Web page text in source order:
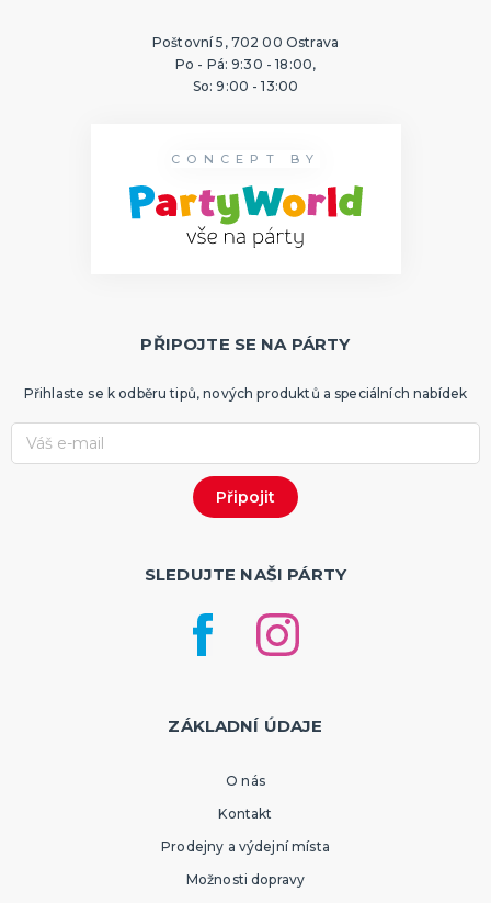
Poštovní 5, 702 00 Ostrava
Po - Pá: 9:30 - 18:00,
So: 9:00 - 13:00
CONCEPT BY
PŘIPOJTE SE NA PÁRTY
Přihlaste se k odběru tipů, nových produktů a speciálních nabídek
SLEDUJTE NAŠI PÁRTY
ZÁKLADNÍ ÚDAJE
O nás
Kontakt
Prodejny a výdejní místa
Možnosti dopravy